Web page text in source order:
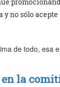
y no sólo
de todo, esa
la